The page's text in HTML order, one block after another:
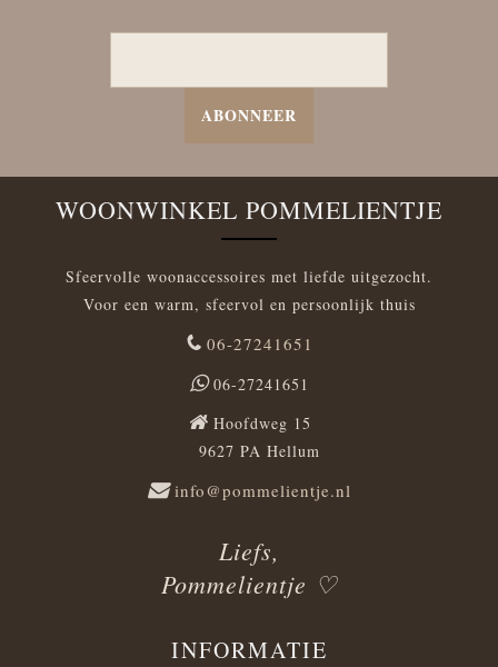
ABONNEER
WOONWINKEL POMMELIENTJE
Sfeervolle woonaccessoires met liefde uitgezocht.
Voor een warm, sfeervol en persoonlijk thuis
06-27241651
06-27241651
Hoofdweg 15
9627 PA Hellum
info@pommelientje.nl
Liefs,
Pommelientje ♡
INFORMATIE